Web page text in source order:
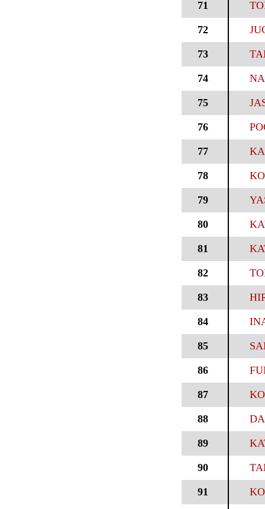
71
72
73
74
75
76
77
78
79
80
81
82
83
84
85
86
87
88
89
90
91